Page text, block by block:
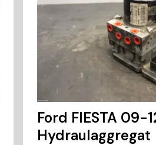
Ford FIESTA 09-
Hydraulaggregat